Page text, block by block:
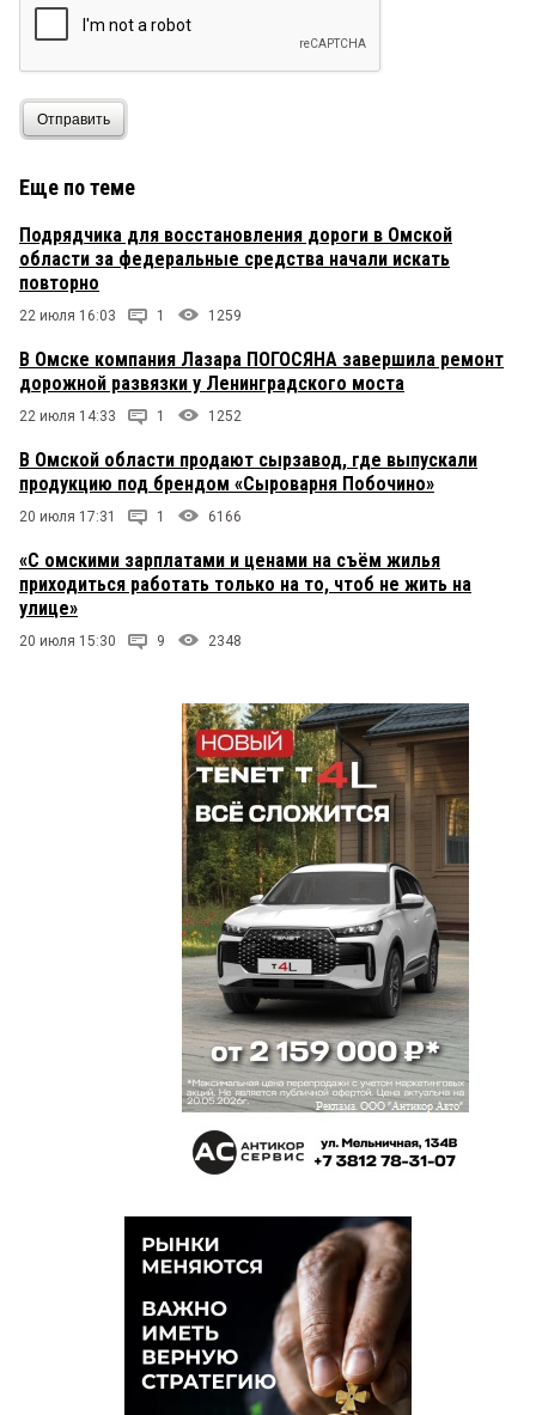
Отправить
Еще по теме
Подрядчика для восстановления дороги в Омской
области за федеральные средства начали искать
повторно
22 июля 16:03 1 1259
В Омске компания Лазара ПОГОСЯНА завершила ремонт
дорожной развязки у Ленинградского моста
22 июля 14:33 1 1252
В Омской области продают сырзавод, где выпускали
продукцию под брендом «Сыроварня Побочино»
20 июля 17:31 1 6166
«С омскими зарплатами и ценами на съём жилья
приходиться работать только на то, чтоб не жить на
улице»
20 июля 15:30 9 2348